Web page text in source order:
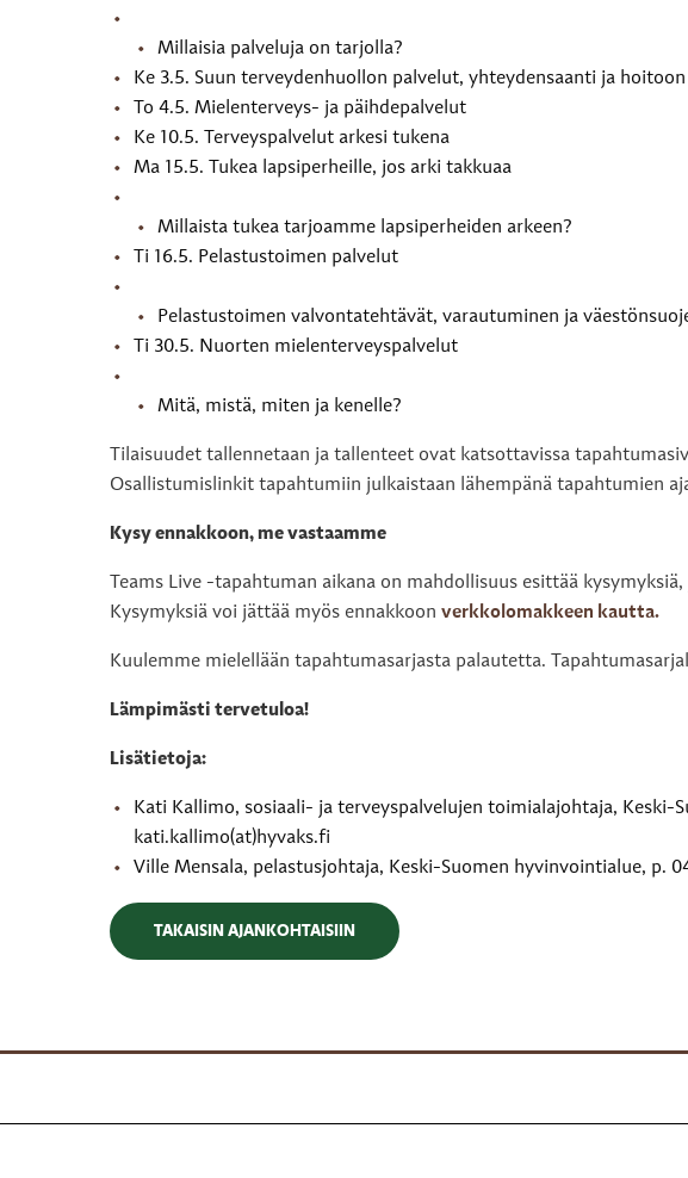
Millaisia palveluja on tarjolla?
Ke 3.5. Suun terveydenhuollon palvelut, yhteydensaanti ja hoitoon
To 4.5. Mielenterveys- ja päihdepalvelut
Ke 10.5. Terveyspalvelut arkesi tukena
Ma 15.5. Tukea lapsiperheille, jos arki takkuaa
Millaista tukea tarjoamme lapsiperheiden arkeen?
Ti 16.5. Pelastustoimen palvelut
Pelastustoimen valvontatehtävät, varautuminen ja
Ti 30.5. Nuorten mielenterveyspalvelut
Mitä, mistä, miten ja kenelle?
Tilaisuudet tallennetaan ja tallenteet ovat katsottavissa
Osallistumislinkit tapahtumiin julkaistaan lähempänä tapahtumien
Kysy ennakkoon, me vastaamme
Teams Live -tapahtuman aikana on mahdollisuus esittää
Kysymyksiä voi jättää myös ennakkoon verkkolomakkeen kautta.
Kuulemme mielellään tapahtumasarjasta palautetta.
Lämpimästi tervetuloa!
Lisätietoja:
Kati Kallimo, sosiaali- ja terveyspalvelujen toimialajohtaja, Keski-
kati.kallimo(at)hyvaks.fi
Ville Mensala, pelastusjohtaja, Keski-Suomen hyvinvointialue, p.
TAKAISIN AJANKOHTAISIIN